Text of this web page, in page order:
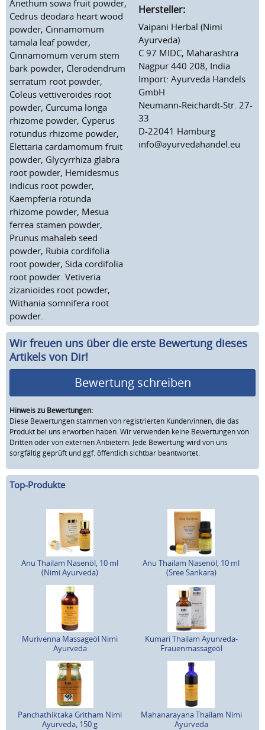
Anethum sowa fruit powder,
Cedrus deodara heart wood
powder, Cinnamomum
tamala leaf powder,
Cinnamomum verum stem
bark powder, Clerodendrum
serratum root powder,
Coleus vettiveroides root
powder, Curcuma longa
rhizome powder, Cyperus
rotundus rhizome powder,
Elettaria cardamomum fruit
powder, Glycyrrhiza glabra
root powder, Hemidesmus
indicus root powder,
Kaempferia rotunda
rhizome powder, Mesua
ferrea stamen powder,
Prunus mahaleb seed
powder, Rubia cordifolia
root powder, Sida cordifolia
root powder. Vetiveria
zizanioides root powder,
Withania somnifera root
powder.
Hersteller:
Vaipani Herbal (Nimi
Ayurveda)
C 97 MIDC, Maharashtra
Nagpur 440 208, India
Import: Ayurveda Handels
GmbH
Neumann-Reichardt-Str. 27-
33
D-22041 Hamburg
info@ayurvedahandel.eu
Wir freuen uns über die erste Bewertung dieses
Artikels von Dir!
Bewertung schreiben
Hinweis zu Bewertungen:
Diese Bewertungen stammen von registrierten Kunden/innen, die das
Produkt bei uns erworben haben. Wir verwenden keine Bewertungen von
Dritten oder von externen Anbietern. Jede Bewertung wird von uns
sorgfältig geprüft und ggf. öffentlich sichtbar beantwortet.
Top-Produkte
Anu Thailam Nasenöl, 10 ml
(Nimi Ayurveda)
Anu Thailam Nasenöl, 10 ml
(Sree Sankara)
Murivenna Massageöl Nimi
Ayurveda
Kumari Thailam Ayurveda-
Frauenmassageöl
Panchathiktaka Gritham Nimi
Ayurveda, 150 g
Mahanarayana Thailam Nimi
Ayurveda